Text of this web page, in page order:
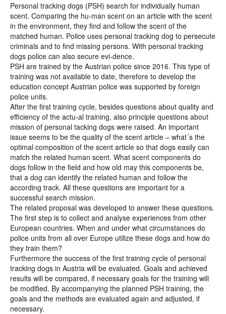
Personal tracking dogs (PSH) search for individually human
scent. Comparing the hu-man scent on an article with the scent
in the environment, they find and follow the scent of the
matched human. Police uses personal tracking dog to persecute
criminals and to find missing persons. With personal tracking
dogs police can also secure evi-dence.
PSH are trained by the Austrian police since 2016. This type of
training was not available to date, therefore to develop the
education concept Austrian police was supported by foreign
police units.
After the first training cycle, besides questions about quality and
efficiency of the actu-al training, also principle questions about
mission of personal tacking dogs were raised. An important
issue seems to be the quality of the scent article – what´s the
optimal composition of the scent article so that dogs easily can
match the related human scent. What scent components do
dogs follow in the field and how old may this components be,
that a dog can identify the related human and follow the
according track. All these questions are important for a
successful search mission.
The related proposal was developed to answer these questions.
The first step is to collect and analyse experiences from other
European countries. When and under what circumstances do
police units from all over Europe utilize these dogs and how do
they train them?
Furthermore the success of the first training cycle of personal
tracking dogs in Austria will be evaluated. Goals and achieved
results will be compared, if necessary goals for the training will
be modified. By accompanying the planned PSH training, the
goals and the methods are evaluated again and adjusted, if
necessary.